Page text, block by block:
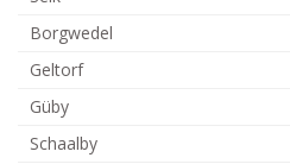
Borgwedel
Geltorf
Güby
Schaalby